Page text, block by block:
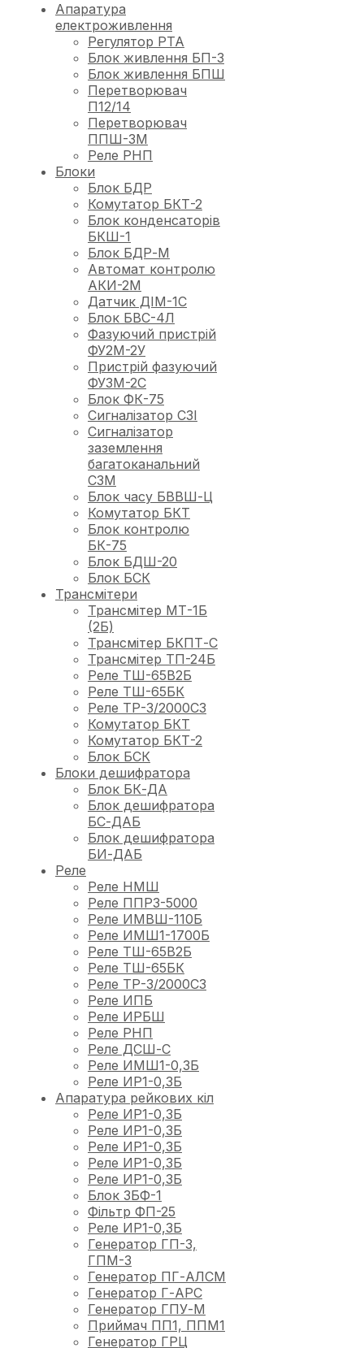
Апаратура
електроживлення
Регулятор РТА
Блок живлення БП-3
Блок живлення БПШ
Перетворювач
П12/14
Перетворювач
ППШ-3М
Реле РНП
Блоки
Блок БДР
Комутатор БКТ-2
Блок конденсаторів
БКШ-1
Блок БДР-М
Автомат контролю
АКИ-2М
Датчик ДІМ-1С
Блок БВС-4Л
Фазуючий пристрій
ФУ2М-2У
Пристрій фазуючий
ФУ3М-2С
Блок ФК-75
Сигналізатор СЗІ
Сигналізатор
заземлення
багатоканальний
СЗМ
Блок часу БВВШ-Ц
Комутатор БКТ
Блок контролю
БК-75
Блок БДШ-20
Блок БСК
Трансмітери
Трансмітер МТ-1Б
(2Б)
Трансмітер БКПТ-С
Трансмітер ТП-24Б
Реле ТШ-65В2Б
Реле ТШ-65БК
Реле ТР-3/2000С3
Комутатор БКТ
Комутатор БКТ-2
Блок БСК
Блоки дешифратора
Блок БК-ДА
Блок дешифратора
БС-ДАБ
Блок дешифратора
БИ-ДАБ
Реле
Реле НМШ
Реле ППРЗ-5000
Реле ИМВШ-110Б
Реле ИМШ1-1700Б
Реле ТШ-65В2Б
Реле ТШ-65БК
Реле ТР-3/2000С3
Реле ИПБ
Реле ИРБШ
Реле РНП
Реле ДСШ-С
Реле ИМШ1-0,3Б
Реле ИР1-0,3Б
Апаратура рейкових кіл
Реле ИР1-0,3Б
Реле ИР1-0,3Б
Реле ИР1-0,3Б
Реле ИР1-0,3Б
Реле ИР1-0,3Б
Блок ЗБФ-1
Фільтр ФП-25
Реле ИР1-0,3Б
Генератор ГП-3,
ГПМ-3
Генератор ПГ-АЛСМ
Генератор Г-АРС
Генератор ГПУ-М
Приймач ПП1, ППМ1
Генератор ГРЦ